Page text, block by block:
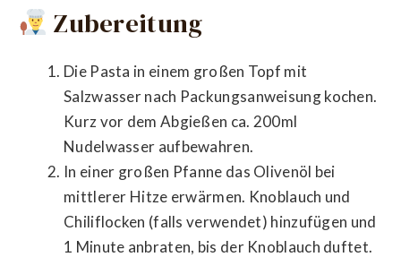
Zubereitung
Die Pasta in einem großen Topf mit
Salzwasser nach Packungsanweisung kochen.
Kurz vor dem Abgießen ca. 200ml
Nudelwasser aufbewahren.
In einer großen Pfanne das Olivenöl bei
mittlerer Hitze erwärmen. Knoblauch und
Chiliflocken (falls verwendet) hinzufügen und
1 Minute anbraten, bis der Knoblauch duftet.